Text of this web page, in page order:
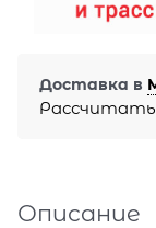
Доставка в
Описание